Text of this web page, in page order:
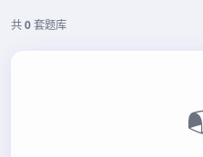
共0套题库